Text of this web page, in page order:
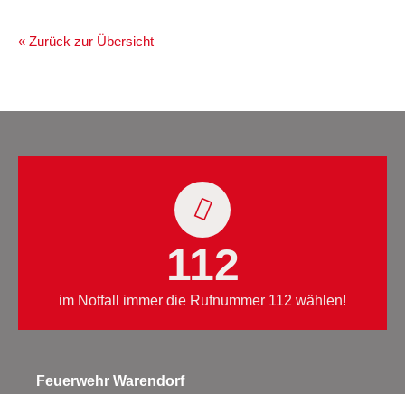
« Zurück zur Übersicht
112
im Notfall immer die Rufnummer 112 wählen!
Feuerwehr Warendorf